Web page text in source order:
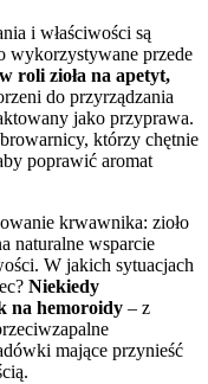
i właściwości są
wykorzystywane przede
w roli zioła na apetyt,
do przyrządzania
jako przyprawa.
którzy chętnie
poprawić aromat
krwawnika: zioło
naturalne wsparcie
W jakich sytuacjach
Niekiedy
na hemoroidy – z
mające przynieść